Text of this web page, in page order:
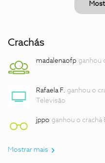
Crachás
madalenaofp ganhou
Rafaela F. ganhou o
Televisão
jppo ganhou o crachá
Mostrar mais